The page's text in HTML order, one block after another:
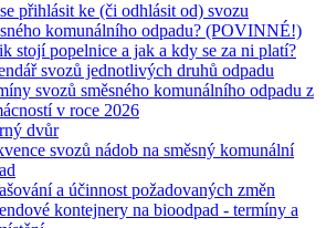
přihlásit ke (či odhlásit od) svozu
komunálního odpadu? (POVINNÉ!)
stojí popelnice a jak a kdy se za ni platí?
svozů jednotlivých druhů odpadu
svozů směsného komunálního odpadu z
v roce 2026
dvůr
svozů nádob na směsný komunální
a účinnost požadovaných změn
kontejnery na bioodpad - termíny a